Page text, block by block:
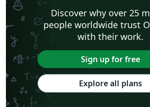
Discover why over 25
people worldwide trust
with their work.
Sign up for free
Explore all plans